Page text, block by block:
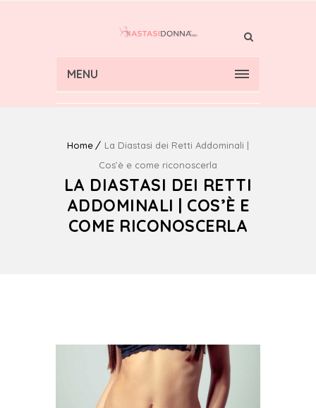
MENU
Home
La Diastasi dei Retti Addominali |
Cos’è e come riconoscerla
LA DIASTASI DEI RETTI
ADDOMINALI | COS’È E
COME RICONOSCERLA